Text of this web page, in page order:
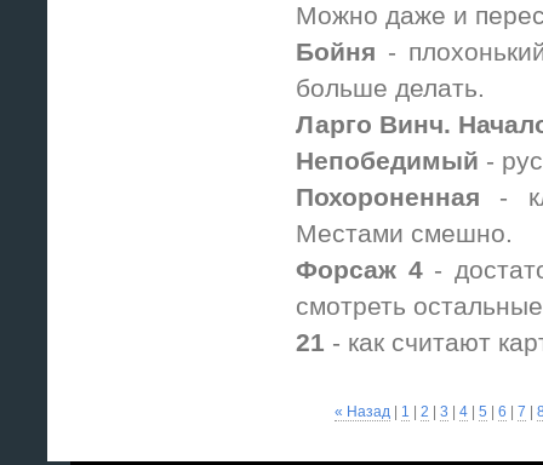
Можно даже и
Бойня -
больше делать.
Ларго Винч.
Непобедимый -
Похороненная -
Местами смешно.
Форсаж 4-
смотреть
21 - как считают
« Назад 1 |2 |3 |4 |5 |6 |7 |